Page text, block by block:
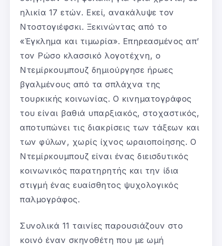
ηλικία 17 ετών. Εκεί, ανακάλυψε τον
Ντοστογιέφσκι. Ξεκινώντας από το
«Έγκλημα και τιμωρία». Επηρεασμένος απ’
τον Ρώσο κλασσικό λογοτέχνη, ο
Ντεμίρκουμπουζ δημιούργησε ήρωες
βγαλμένους από τα σπλάχνα της
τουρκικής κοινωνίας. Ο κινηματογράφος
του είναι βαθιά υπαρξιακός, στοχαστικός,
αποτυπώνει τις διακρίσεις των τάξεων και
των φύλων, χωρίς ίχνος ωραιοποίησης. Ο
Ντεμίρκουμπουζ είναι ένας διεισδυτικός
κοινωνικός παρατηρητής και την ίδια
στιγμή ένας ευαίσθητος ψυχολογικός
παλμογράφος.
Συνολικά 11 ταινίες παρουσιάζουν στο
κοινό έναν σκηνοθέτη που με ωμή